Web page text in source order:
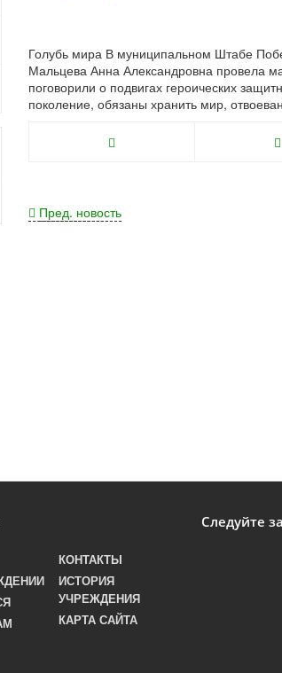
Голубь мира В муниципальном Штабе
Мальцева Анна Александровна провела
поговорили о подвигах героических
поколение, обязаны хранить мир,
Пред. новость
КОНТАКТЫ
ИСТОРИЯ
УЧРЕЖДЕНИЯ
КАРТА САЙТА
Следуйте